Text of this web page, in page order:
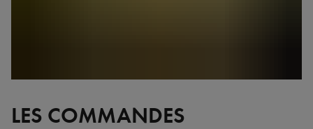
LES COMMANDES